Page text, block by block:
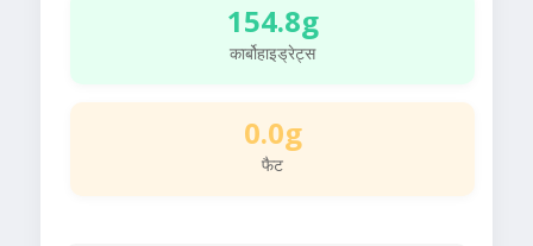
154.8g
कार्बोहाइड्रेट्स
0.0g
फैट